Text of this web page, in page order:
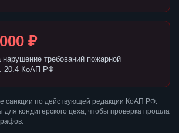
₽
требований пожарной
20.4 КоАП РФ
санкции по действующей редакции КоАП РФ.
для кондитерского цеха, чтобы проверка прошла